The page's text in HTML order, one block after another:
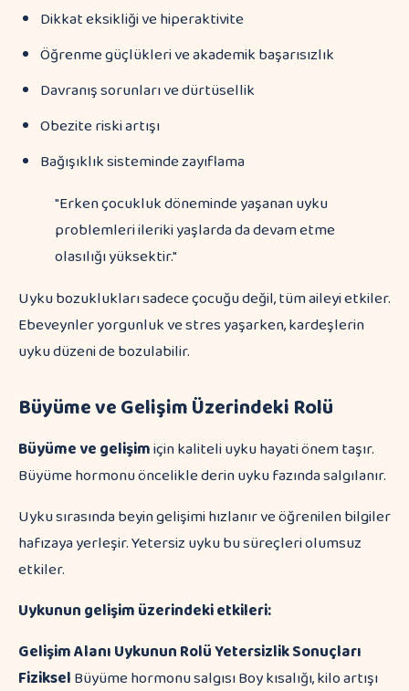
Dikkat eksikliği ve hiperaktivite
Öğrenme güçlükleri ve akademik başarısızlık
Davranış sorunları ve dürtüsellik
Obezite riski artışı
Bağışıklık sisteminde zayıflama
"Erken çocukluk döneminde yaşanan uyku
problemleri ileriki yaşlarda da devam etme
olasılığı yüksektir."
Uyku bozuklukları sadece çocuğu değil, tüm aileyi etkiler.
Ebeveynler yorgunluk ve stres yaşarken, kardeşlerin
uyku düzeni de bozulabilir.
Büyüme ve Gelişim Üzerindeki Rolü
Büyüme ve gelişimiçin kaliteli uyku hayati önem taşır.
Büyüme hormonu öncelikle derin uyku fazında salgılanır.
Uyku sırasında beyin gelişimi hızlanır ve öğrenilen bilgiler
hafızaya yerleşir. Yetersiz uyku bu süreçleri olumsuz
etkiler.
Uykunun gelişim üzerindeki etkileri:
Gelişim AlanıUykunun RolüYetersizlik Sonuçları
FizikselBüyüme hormonu salgısı Boy kısalığı, kilo artışı